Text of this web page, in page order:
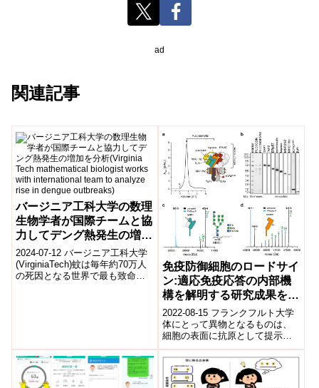
ad
関連記事
バージニア工科大学の数理
生物学者が国際チームと協
力してデング熱発生の増加
を分析(Virginia Tech
mathematical biologist
works with international
2024-07-12 バージニア工科大学
(VirginiaTech)蚊は毎年約70万人
の死因となる世界で最も致命的
免疫防御細胞のロードサイ
ン:適応免疫応答の内部機
構を解明する研究成果を発
表(Road signs for
immune defence cells:
Study generates insights
into inner workings of
adaptive immune
response)
2022-08-15 フランクフルト大学
体にとって異物となるものは、
細胞の表面に抗原として提示さ
れ、一種の道路標識のような役
割を果たす。この標識は、シャ
ペロンと...